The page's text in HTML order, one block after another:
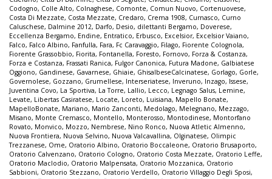
Codogno, Colle Alto, Colnaghese, Comonte, Comun Nuovo, Cortenuovese,
Costa Di Mezzate, Costa Mezzate, Credaro, Crema 1908, Curnasco, Curno
Caluschese, Dalmine 2012, Darfo, Desio, dilettanti Bergamo, Doverese,
Eccellenza Bergamo, Endine, Entratico, Erbusco, Excelsior, Excelsior Vaiano,
Falco, Falco Albino, Fanfulla, Fara, Fc Caravaggio, Filago, Fiorente Colognola,
Fiorente Grassobbio, Fiorita, Fontanella, Foresto, Fornovo, Forza & Costanza,
Forza e Costanza, Frassati Ranica, Fulgor Canonica, Futura Madone, Galbiatese
Oggiono, Gandinese, Gavarnese, Ghiaie, GhisalbeseCalcinatese, Gorlago, Gorle,
Governolese, Gozzano, Grumellese, Interseriatese, Inveruno, Inzago, Issese,
Juventina Covo, La Sportiva, La Torre, Lallio, Lecco, Legnago Salus, Lemine,
Levate, Libertas Casiratese, Locate, Loreto, Luisiana, Mapello Bonate,
MapelloBonate, Mariano, Mario Zanconti, Medolago, Melegnano, Mezzago,
Misano, Monte Cremasco, Montello, Monterosso, Montodinese, Montorfano
Rovato, Monvico, Mozzo, Nembrese, Nino Ronco, Nuova Atletic Almenno,
Nuova Frontiera, Nuova Selvino, Nuova Valcavallina, Olginatese, Olimpic
Trezzanese, Ome, Oratorio Albino, Oratorio Boccaleone, Oratorio Brusaporto,
Oratorio Calvenzano, Oratorio Cologno, Oratorio Costa Mezzate, Oratorio Leffe,
Oratorio Maclodio, Oratorio Malpensata, Oratorio Mozzanica, Oratorio
Sabbioni, Oratorio Stezzano, Oratorio Verdello, Oratorio Villaggio Degli Sposi,